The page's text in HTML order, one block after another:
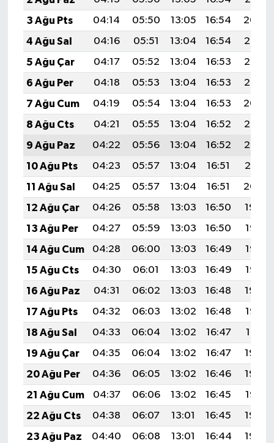
3 Ağu Pts
04:14 05:50 13:05 16:54
20:09
4 Ağu Sal
04:16 05:51 13:04 16:54
20:08
5 Ağu Çar
04:17 05:52 13:04 16:53
20:07
6 Ağu Per
04:18 05:53 13:04 16:53
20:06
7 Ağu Cum
04:19 05:54 13:04 16:53
20:04
8 Ağu Cts
04:21 05:55 13:04 16:52
20:03
9 Ağu Paz
04:22 05:56 13:04 16:52
20:02
10 Ağu Pts
04:23 05:57 13:04 16:51
20:01
11 Ağu Sal
04:25 05:57 13:04 16:51
20:00
12 Ağu Çar
04:26 05:58 13:03 16:50
19:59
13 Ağu Per
04:27 05:59 13:03 16:50
19:57
14 Ağu Cum
04:28 06:00 13:03 16:49
19:56
15 Ağu Cts
04:30 06:01 13:03 16:49
19:55
16 Ağu Paz
04:31 06:02 13:03 16:48
19:54
17 Ağu Pts
04:32 06:03 13:02 16:48
19:52
18 Ağu Sal
04:33 06:04 13:02 16:47
19:51
19 Ağu Çar
04:35 06:04 13:02 16:47
19:50
20 Ağu Per
04:36 06:05 13:02 16:46
19:48
21 Ağu Cum
04:37 06:06 13:02 16:45
19:47
22 Ağu Cts
04:38 06:07 13:01 16:45
19:46
23 Ağu Paz
04:40 06:08 13:01 16:44
19:44